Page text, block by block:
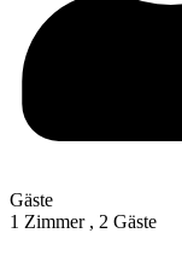
Gäste
1 Zimmer , 2 Gäste